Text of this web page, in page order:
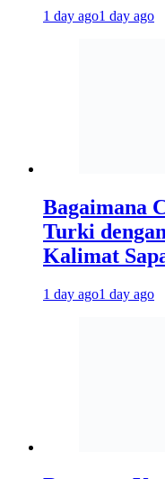
1 day ago1 day ago
Bagaimana
Turki
Kalimat
1 day ago1 day ago